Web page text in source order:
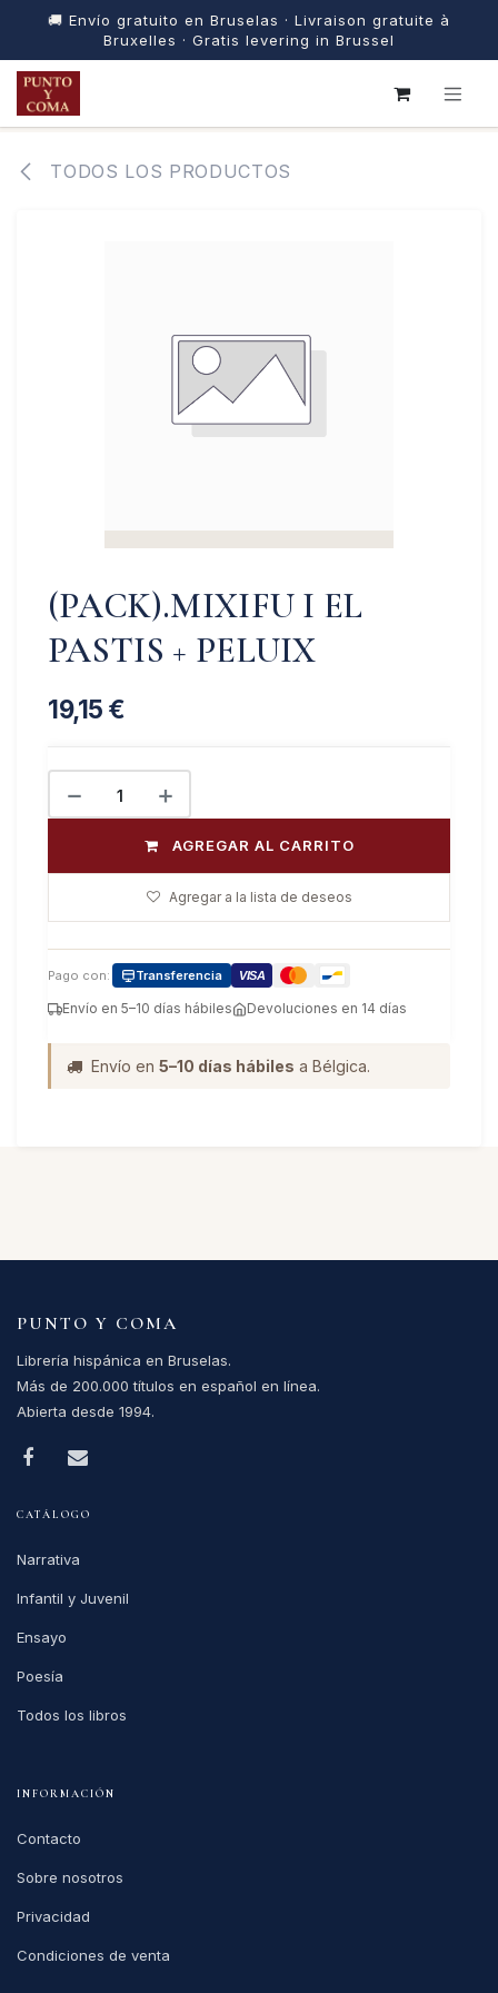
🚚 Envío gratuito en Bruselas · Livraison gratuite à
Bruxelles · Gratis levering in Brussel
IR AL CONTENIDO
TODOS LOS PRODUCTOS
(PACK).MIXIFU I EL
PASTIS + PELUIX
19,15 €
AGREGAR AL CARRITO
Agregar a la lista de deseos
Pago con: Transferencia VISA
Envío en 5–10 días hábiles Devoluciones en 14 días
Envío en 5–10 días hábiles a Bélgica.
PUNTO Y COMA
Librería hispánica en Bruselas.
Más de 200.000 títulos en español en línea.
Abierta desde 1994.
CATÁLOGO
Narrativa
Infantil y Juvenil
Ensayo
Poesía
Todos los libros
INFORMACIÓN
Contacto
Sobre nosotros
Privacidad
Condiciones de venta